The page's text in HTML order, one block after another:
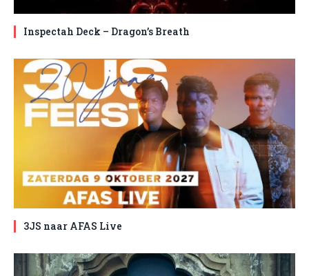
Inspectah Deck – Dragon’s Breath
3JS naar AFAS Live